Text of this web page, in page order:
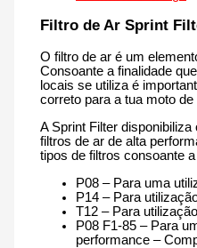
-
PM35P14
2013
até
2018
Filtro de Ar Sprint
O filtro de ar é um
Consoante a finalidade
locais se utiliza é
correto para a tua moto de
A Sprint Filter
filtros de ar de alta
tipos de filtros consoante
P08 – Para uma
P14 – Para
T12 – Para
P08 F1-85 – Para
performance –